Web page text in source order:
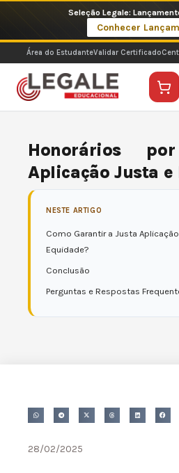
o
conteúdo
Seleção Legale:
Conhecer
Área do EstudanteValidar Certificado
Honorários
Aplicação Justa e
NESTE ARTIGO
Como Garantir a Justa
Equidade?
Conclusão
Perguntas e Respostas
28/02/2025